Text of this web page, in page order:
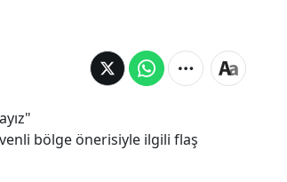
bölge önerisiyle ilgili flaş